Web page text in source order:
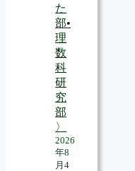
た
部•
理
数
科
研
究
部
〉
2026
年8
月4